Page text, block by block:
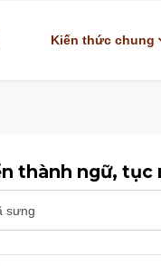
Kiến thức chung
thành ngữ, tục